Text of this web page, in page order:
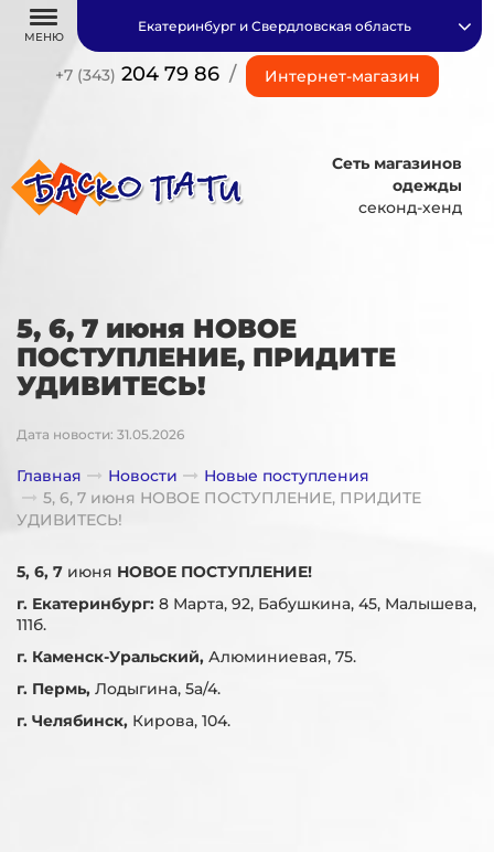
МЕНЮ
+7 (343) 204 79 86 / Интернет-магазин
Екатеринбург и Свердловская область
Сеть магазинов
одежды
секонд-хенд
5, 6, 7 июня НОВОЕ
ПОСТУПЛЕНИЕ, ПРИДИТЕ
УДИВИТЕСЬ!
Дата новости: 31.05.2026
Главная Новости
Новые поступления
5, 6, 7 июня НОВОЕ ПОСТУПЛЕНИЕ, ПРИДИТЕ
УДИВИТЕСЬ!
5, 6, 7 июня НОВОЕ ПОСТУПЛЕНИЕ!
г. Екатеринбург: 8 Марта, 92, Бабушкина, 45, Малышева,
111б.
г. Каменск-Уральский, Алюминиевая, 75.
г. Пермь, Лодыгина, 5а/4.
г. Челябинск, Кирова, 104.